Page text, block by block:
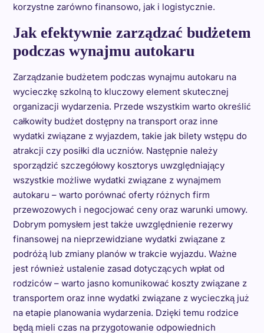
korzystne zarówno finansowo, jak i logistycznie.
Jak efektywnie zarządzać budżetem
podczas wynajmu autokaru
Zarządzanie budżetem podczas wynajmu autokaru na
wycieczkę szkolną to kluczowy element skutecznej
organizacji wydarzenia. Przede wszystkim warto określić
całkowity budżet dostępny na transport oraz inne
wydatki związane z wyjazdem, takie jak bilety wstępu do
atrakcji czy posiłki dla uczniów. Następnie należy
sporządzić szczegółowy kosztorys uwzględniający
wszystkie możliwe wydatki związane z wynajmem
autokaru – warto porównać oferty różnych firm
przewozowych i negocjować ceny oraz warunki umowy.
Dobrym pomysłem jest także uwzględnienie rezerwy
finansowej na nieprzewidziane wydatki związane z
podróżą lub zmiany planów w trakcie wyjazdu. Ważne
jest również ustalenie zasad dotyczących wpłat od
rodziców – warto jasno komunikować koszty związane z
transportem oraz inne wydatki związane z wycieczką już
na etapie planowania wydarzenia. Dzięki temu rodzice
będą mieli czas na przygotowanie odpowiednich